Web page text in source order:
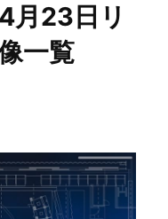
月23日リ
一覧